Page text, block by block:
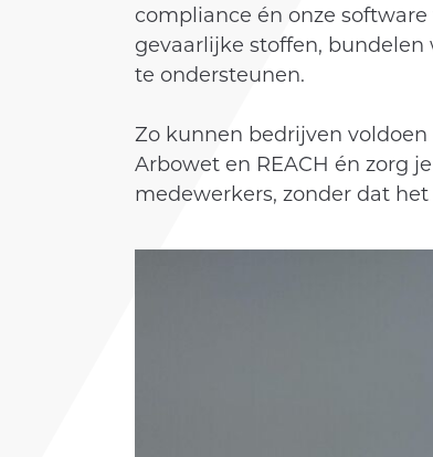
compliance én onze
gevaarlijke stoffen,
te ondersteunen.
Zo kunnen bedrijven
Arbowet en REACH én zorg
medewerkers, zonder dat